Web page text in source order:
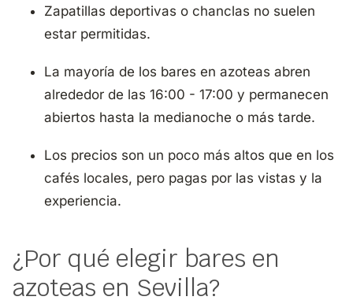
Zapatillas deportivas o chanclas no suelen
estar permitidas.
La mayoría de los bares en azoteas abren
alrededor de las 16:00 - 17:00 y permanecen
abiertos hasta la medianoche o más tarde.
Los precios son un poco más altos que en los
cafés locales, pero pagas por las vistas y la
experiencia.
¿Por qué elegir bares en
azoteas en Sevilla?